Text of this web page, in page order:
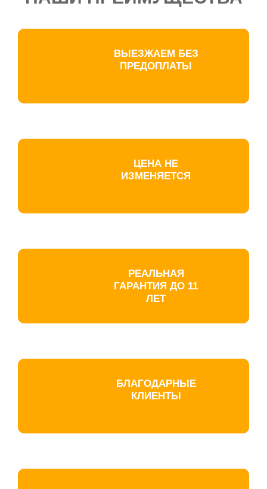
ВЫЕЗЖАЕМ БЕЗ
ПРЕДОПЛАТЫ
ЦЕНА НЕ
ИЗМЕНЯЕТСЯ
РЕАЛЬНАЯ
ГАРАНТИЯ ДО 11
ЛЕТ
БЛАГОДАРНЫЕ
КЛИЕНТЫ